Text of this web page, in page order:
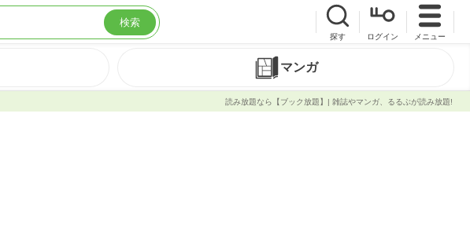
検索
探す ログイン メニュー
マンガ
読み放題なら【ブック放題】| 雑誌やマンガ、るるぶが読み放題!